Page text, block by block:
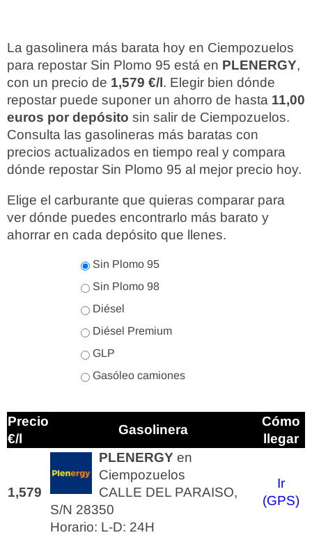
La gasolinera más barata hoy en Ciempozuelos
para repostar Sin Plomo 95 está en PLENERGY,
con un precio de 1,579 €/l. Elegir bien dónde
repostar puede suponer un ahorro de hasta 11,00
euros por depósito sin salir de Ciempozuelos.
Consulta las gasolineras más baratas con
precios actualizados en tiempo real y compara
dónde repostar Sin Plomo 95 al mejor precio hoy.
Elige el carburante que quieras comparar para
ver dónde puedes encontrarlo más barato y
ahorrar en cada depósito que llenes.
Sin Plomo 95
Sin Plomo 98
Diésel
Diésel Premium
GLP
Gasóleo camiones
Precio
€/l
Gasolinera
Cómo
llegar
1,579
PLENERGY en
Ciempozuelos
CALLE DEL PARAISO,
S/N 28350
Horario: L-D: 24H
Ir
(GPS)